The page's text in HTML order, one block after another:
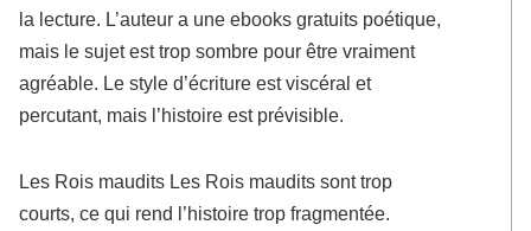
la lecture. L’auteur a une ebooks gratuits poétique,
mais le sujet est trop sombre pour être vraiment
agréable. Le style d’écriture est viscéral et
percutant, mais l’histoire est prévisible.
Les Rois maudits Les Rois maudits sont trop
courts, ce qui rend l’histoire trop fragmentée.